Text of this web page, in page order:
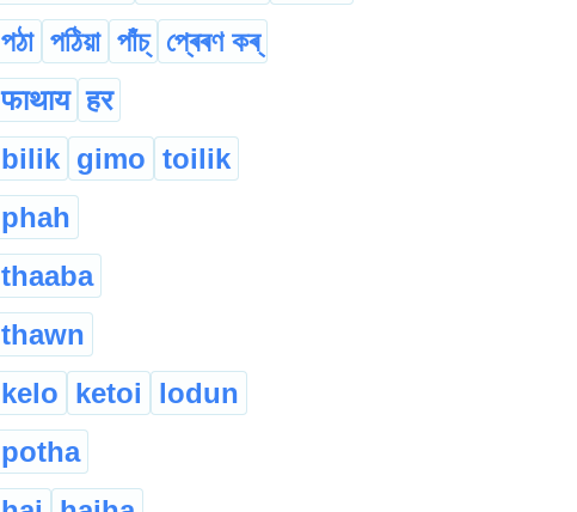
পঠা পঠিয়া পাঁচ্ প্ৰেৰণ কৰ্
फाथाय हर
bilik gimo toilik
phah
thaaba
thawn
kelo ketoi lodun
potha